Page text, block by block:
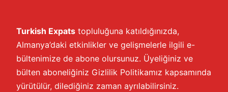
Turkish Expats topluluğuna katıldığınızda,
Almanya’daki etkinlikler ve gelişmelerle ilgili e-
bültenimize de abone olursunuz. Üyeliğiniz ve
bülten aboneliğiniz Gizlilik Politikamız kapsamında
yürütülür, dilediğiniz zaman ayrılabilirsiniz.